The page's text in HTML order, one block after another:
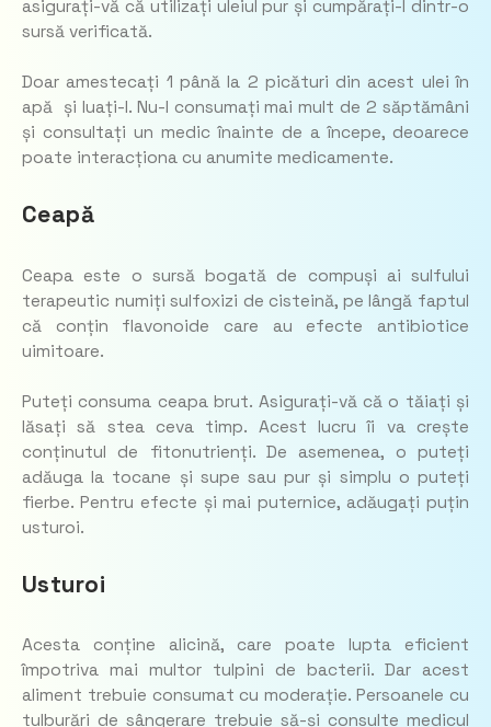
asigurați-vă că utilizați uleiul pur și cumpărați-l dintr-o
sursă verificată.
Doar amestecați 1 până la 2 picături din acest ulei în
apă și luați-l. Nu-l consumați mai mult de 2 săptămâni
și consultați un medic înainte de a începe, deoarece
poate interacționa cu anumite medicamente.
Ceapă
Ceapa este o sursă bogată de compuși ai sulfului
terapeutic numiți sulfoxizi de cisteină, pe lângă faptul
că conțin flavonoide care au efecte antibiotice
uimitoare.
Puteți consuma ceapa brut. Asigurați-vă că o tăiați și
lăsați să stea ceva timp. Acest lucru îi va crește
conținutul de fitonutrienți. De asemenea, o puteți
adăuga la tocane și supe sau pur și simplu o puteți
fierbe. Pentru efecte și mai puternice, adăugați puțin
usturoi.
Usturoi
Acesta conține alicină, care poate lupta eficient
împotriva mai multor tulpini de bacterii. Dar acest
aliment trebuie consumat cu moderație. Persoanele cu
tulburări de sângerare trebuie să-și consulte medicul